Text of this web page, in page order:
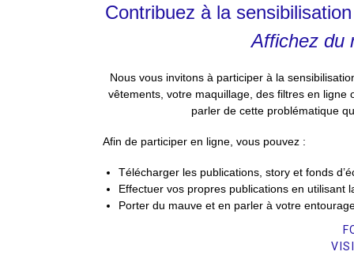
Contribuez à la
Affichez du
Nous vous invitons à participer à la
vêtements, votre maquillage, des filtres en
parler de cette problématique
Afin de participer en ligne, vous pouvez :
Télécharger les publications, story et fonds
Effectuer vos propres publications en utilisant
Porter du mauve et en parler à votre